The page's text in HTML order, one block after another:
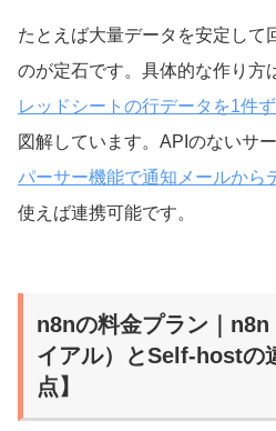
たとえば大量データを安定して
のが定石です。具体的な作り方
レッドシートの行データを1件
図解しています。APIのないサー
パーサー機能で通知メールから
使えば連携可能です。
n8nの料金プラン｜
イアル）とSelf-hostの
点】